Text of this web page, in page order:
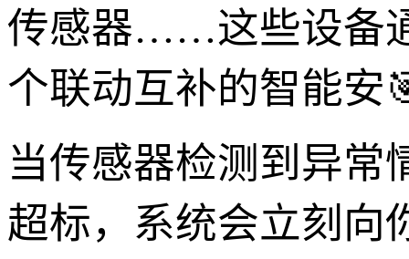
传感器……这些设备
个联动互补的智能安
当传感器检测到异常
超标，系统会立刻向